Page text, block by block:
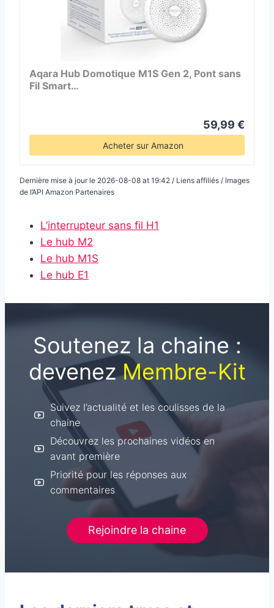
Aqara Hub Domotique M1S Gen 2, Pont sans
Fil Smart…
59,99 €
Acheter sur Amazon
Dernière mise à jour le 2026-08-08 at 19:42 / Liens affiliés / Images
de l’API Amazon Partenaires
L’interrupteur sans fil H1
Le hub M2
Le hub M1S
Le hub E1
Soutenez la chaine :
devenezMembre-Kit
Suivez l’actualité et les coulisses de la
chaine
Découvrez les prochaines vidéos en
avant première
Priorité pour les réponses aux
commentaires
Rejoindre la chaine